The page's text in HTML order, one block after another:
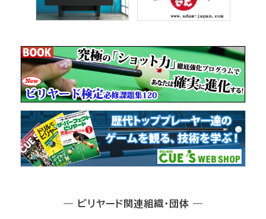
― ビリヤード関連組織・団体 ―